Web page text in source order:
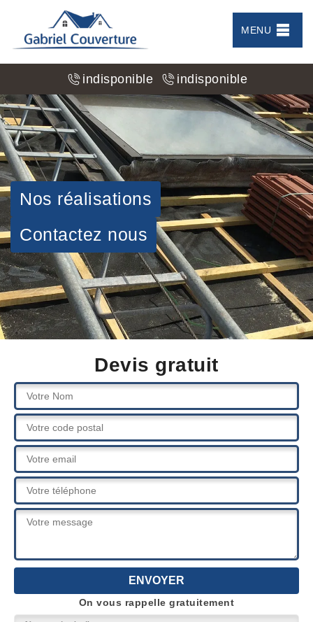
MENU
indisponible indisponible
Nos réalisations
Contactez nous
Devis gratuit
On vous rappelle gratuitement